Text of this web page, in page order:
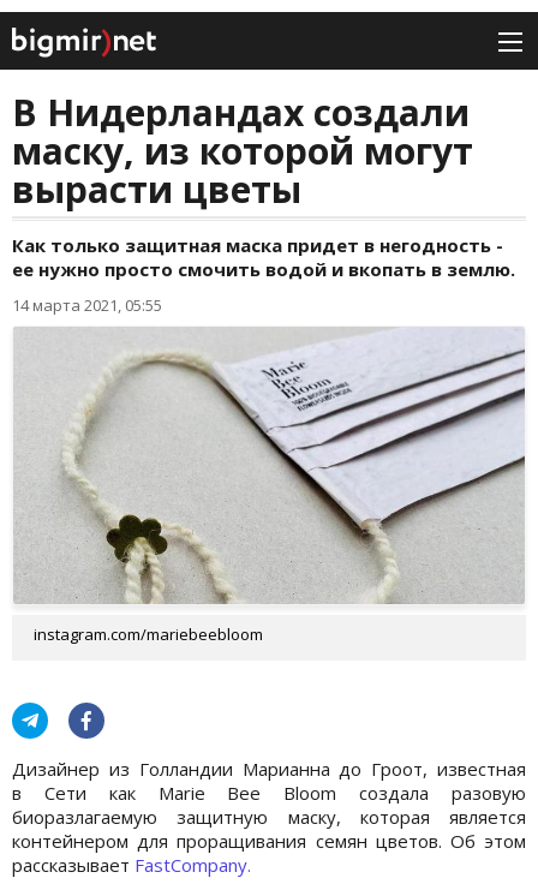
В Нидерландах создали
маску, из которой могут
вырасти цветы
Как только защитная маска придет в негодность -
ее нужно просто смочить водой и вкопать в землю.
14 марта 2021, 05:55
instagram.com/mariebeebloom
Дизайнер из Голландии Марианна до Гроот, известная
в Сети как Marie Bee Bloom создала разовую
биоразлагаемую защитную маску, которая является
контейнером для проращивания семян цветов. Об этом
рассказывает FastCompany.